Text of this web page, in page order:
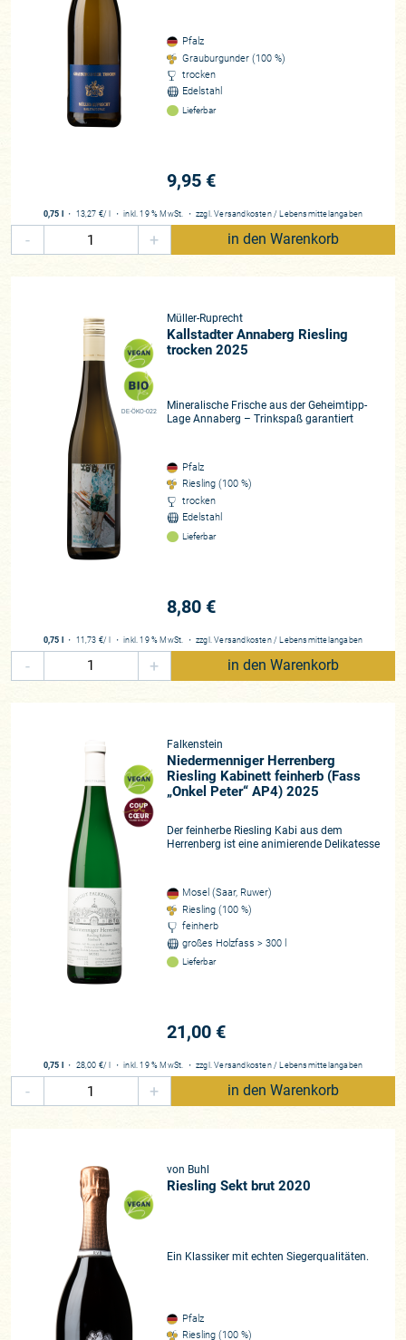
Pfalz
Grauburgunder (100 %)
trocken
Edelstahl
Lieferbar
9,95 €
0,75 l ・ 13,27 €/ l ・inkl. 19 % MwSt. ・ zzgl.Versandkosten / Lebensmittelangaben
- + in den Warenkorb
DE-ÖKO-022
Müller-Ruprecht
Kallstadter Annaberg Riesling
trocken 2025
Mineralische Frische aus der Geheimtipp-
Lage Annaberg – Trinkspaß garantiert
Pfalz
Riesling (100 %)
trocken
Edelstahl
Lieferbar
8,80 €
0,75 l ・ 11,73 €/ l ・inkl. 19 % MwSt. ・ zzgl.Versandkosten / Lebensmittelangaben
- + in den Warenkorb
Falkenstein
Niedermenniger Herrenberg
Riesling Kabinett feinherb (Fass
„Onkel Peter“ AP4) 2025
Der feinherbe Riesling Kabi aus dem
Herrenberg ist eine animierende Delikatesse
Mosel (Saar, Ruwer)
Riesling (100 %)
feinherb
großes Holzfass > 300 l
Lieferbar
21,00 €
0,75 l ・ 28,00 €/ l ・inkl. 19 % MwSt. ・ zzgl.Versandkosten / Lebensmittelangaben
- + in den Warenkorb
von Buhl
Riesling Sekt brut 2020
Ein Klassiker mit echten Siegerqualitäten.
Pfalz
Riesling (100 %)